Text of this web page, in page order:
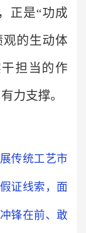
正是“功成
的生动体
担当的作
力支撑。
传统工艺市
证线索，面
锋在前、敢